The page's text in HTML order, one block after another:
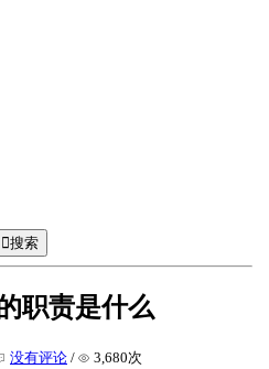
搜索
职责是什么
没有评论 / 3,680次